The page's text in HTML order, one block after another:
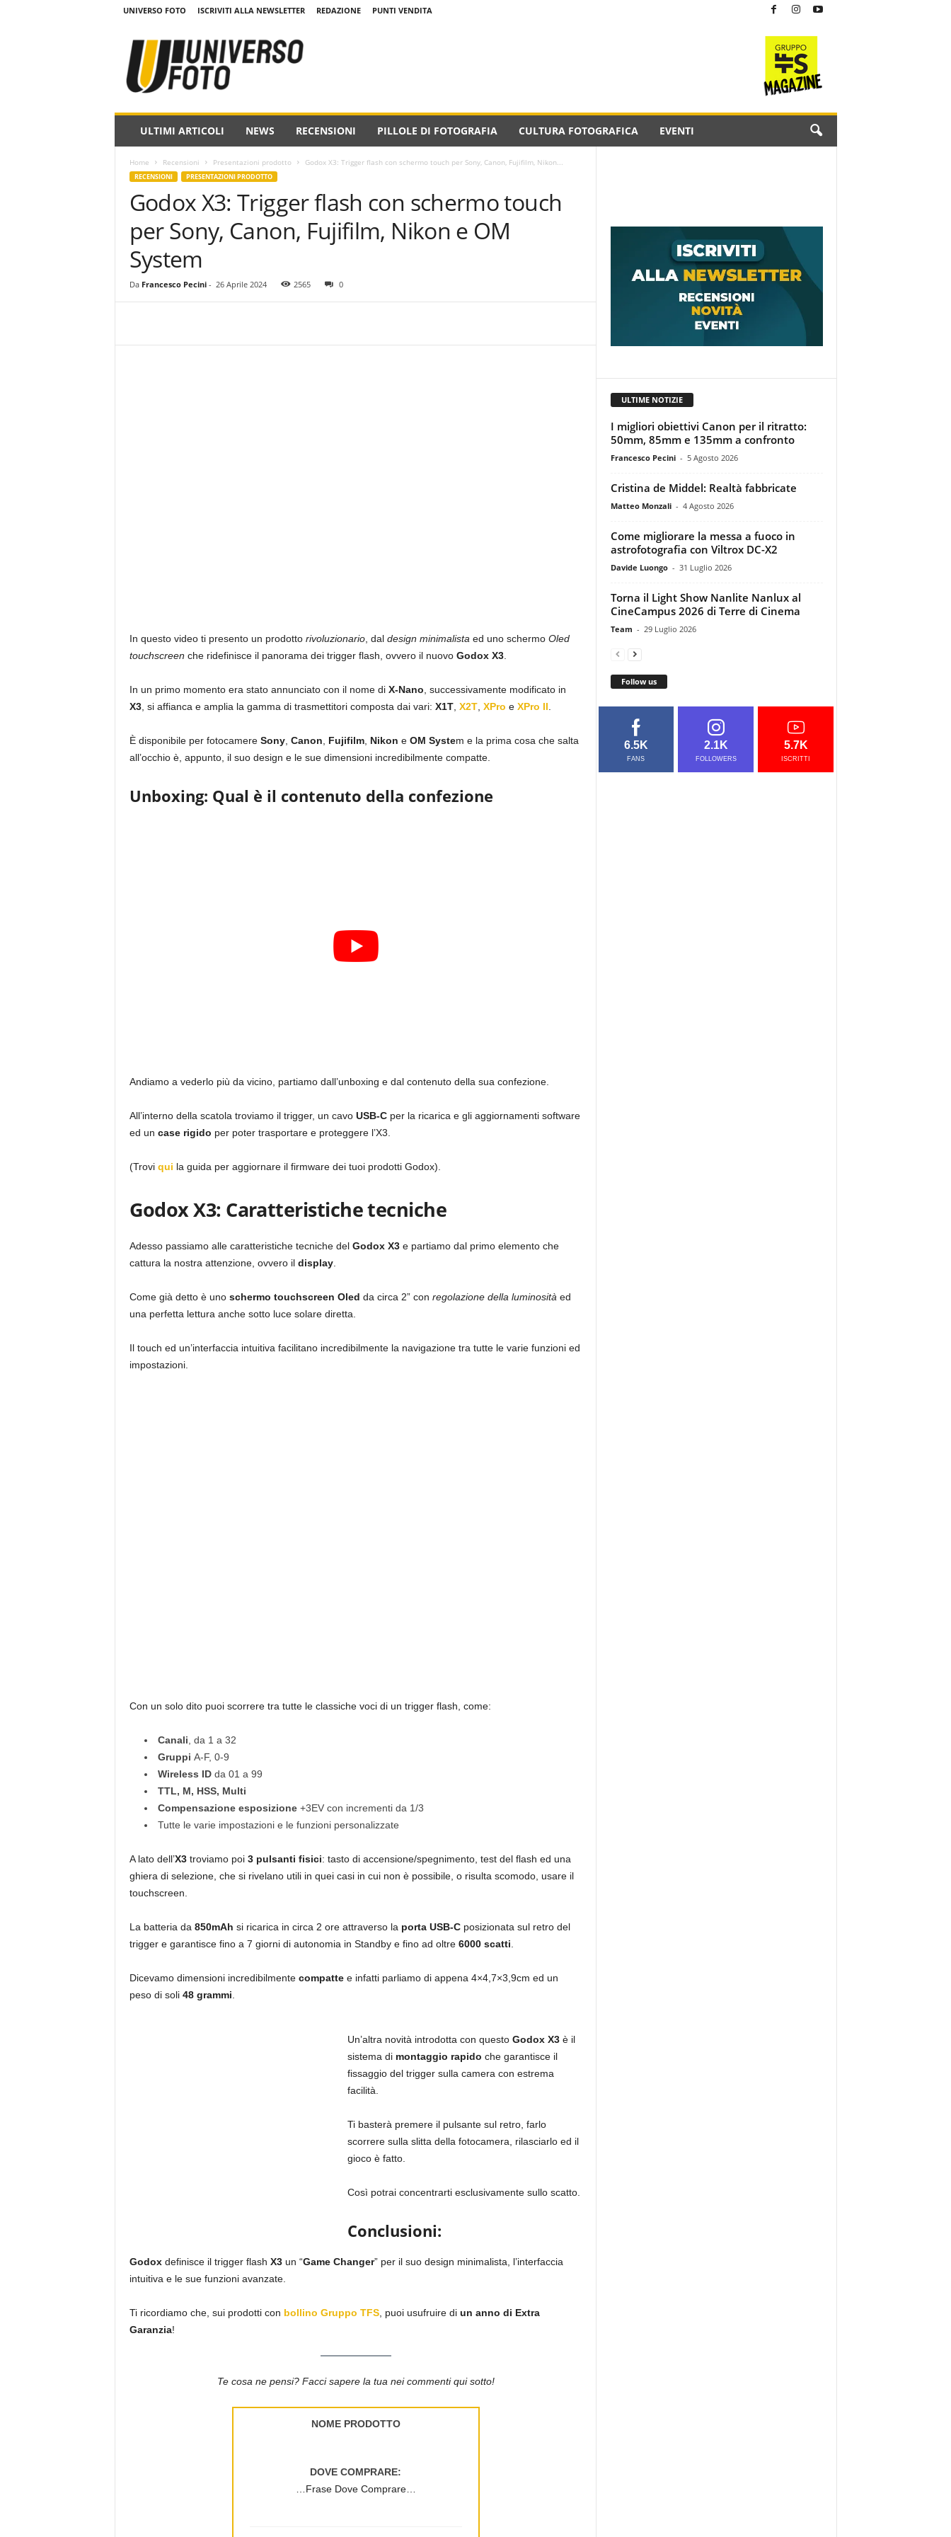
UNIVERSO FOTO ISCRIVITI ALLA NEWSLETTER REDAZIONE PUNTI VENDITA
t
ULTIMI ARTICOLI NEWS RECENSIONI PILLOLE DI FOTOGRAFIA CULTURA FOTOGRAFICA EVENTI
Home Recensioni Presentazioni prodotto Godox X3: Trigger flash con schermo touch per Sony, Canon, Fujifilm, Nikon...
RECENSIONI PRESENTAZIONI PRODOTTO
Godox X3: Trigger flash con schermo touch
per Sony, Canon, Fujifilm, Nikon e OM
System
Da Francesco Pecini- 26 Aprile 2024 2565 0
In questo video ti presento un prodotto rivoluzionario, dal design minimalista ed uno schermo Oled
touchscreen che ridefinisce il panorama dei trigger flash, ovvero il nuovo Godox X3.
In un primo momento era stato annunciato con il nome di X-Nano , successivamente modificato in
X3, si affianca e amplia la gamma di trasmettitori composta dai vari: X1T, X2T, XPro e XPro II
È disponibile per fotocamere Sony, Canon Fujifilm, Nikon e OM System e la prima cosa che salta
all’occhio è, appunto, il suo design e le sue dimensioni incredibilmente compatte.
Unboxing: Qual è il contenuto della confezione
Andiamo a vederlo più da vicino, partiamo dall’unboxing e dal contenuto della sua confezione.
All’interno della scatola troviamo il trigger, un cavoUSB-Cper la ricarica e gli aggiornamenti software
ed un case rigido per poter trasportare e proteggere l’X3.
(Trovi qui la guida per aggiornare il firmware dei tuoi prodotti Godox).
Godox X3: Caratteristiche tecniche
Adesso passiamo alle caratteristiche tecniche del Godox X3e partiamo dal primo elemento che
cattura la nostra attenzione, ovvero il display.
Come già detto è uno schermo touchscreen Oled da circa 2” con regolazione della luminosità ed
una perfetta lettura anche sotto luce solare diretta.
Il touch ed un’interfaccia intuitiva facilitano incredibilmente la navigazione tra tutte le varie funzioni ed
impostazioni.
Con un solo dito puoi scorrere tra tutte le classiche voci di un trigger flash, come:
Canali , da 1 a 32
Gruppi A-F, 0-9
Wireless ID da 01 a 99
TTL, M, HSS, Multi
Compensazione esposizione +3EV con incrementi da 1/3
Tutte le varie impostazioni e le funzioni personalizzate
A lato dell’X3troviamo poi 3 pulsanti fisici: tasto di accensione/spegnimento, test del flash ed una
ghiera di selezione, che si rivelano utili in quei casi in cui non è possibile, o risulta scomodo, usare il
touchscreen.
La batteria da 850mAh si ricarica in circa 2 ore attraverso la porta USB-Cposizionata sul retro del
trigger e garantisce fino a 7 giorni di autonomia in Standby e fino ad oltre 6000 scatti
Dicevamo dimensioni incredibilmente compatte e infatti parliamo di appena 4×4,7×3,9cm ed un
peso di soli48 grammi
Un’altra novità introdotta con questo Godox X3è il
sistema di montaggio rapido che garantisce il
fissaggio del trigger sulla camera con estrema
facilità.
Ti basterà premere il pulsante sul retro, farlo
scorrere sulla slitta della fotocamera, rilasciarlo ed il
gioco è fatto.
Così potrai concentrarti esclusivamente sullo scatto.
Conclusioni:
Godoxdefinisce il trigger flash X3 un “Game Changer” per il suo design minimalista, l’interfaccia
intuitiva e le sue funzioni avanzate.
Ti ricordiamo che, sui prodotti con bollino Gruppo TFS, puoi usufruire di un anno di Extra
Garanzia!
Te cosa ne pensi? Facci sapere la tua nei commenti qui sotto!
NOME PRODOTTO
DOVE COMPRARE:
…Frase Dove Comprare…
ULTIME NOTIZIE
I migliori obiettivi Canon per il ritratto:
50mm, 85mm e 135mm a confronto
Francesco Pecini - 5 Agosto 2026
Cristina de Middel: Realtà fabbricate
Matteo Monzali - 4 Agosto 2026
Come migliorare la messa a fuoco in
astrofotografia con Viltrox DC-X2
Davide Luongo - 31 Luglio 2026
Torna il Light Show Nanlite Nanlux al
CineCampus 2026 di Terre di Cinema
Team - 29 Luglio 2026
Follow us
6.5K
FANS
2.1K
FOLLOWERS
5.7K
ISCRITTI